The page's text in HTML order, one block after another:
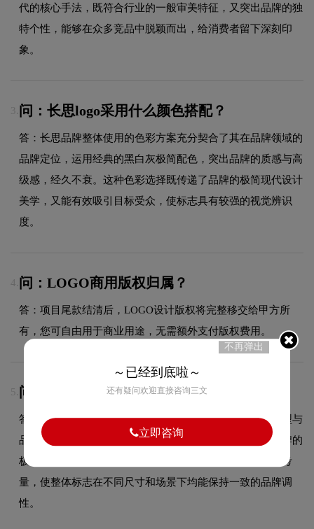
代的核心手法，既符合行业的一般审美特征，又突出品牌的独
特个性，能够在众多竞品中脱颖而出，给消费者留下深刻印
象。
3. 问：长思logo采用什么颜色搭配？
答：长思品牌整体使用的色彩方案充分契合了其在品牌领域的
品牌定位，运用经典的黑白灰极简配色，突出品牌的质感与高
级感，经久不衰。这种色彩选择既传递了品牌的极简现代设计
美学，又能有效吸引目标受众，使标志具有较强的视觉辨识
度。
4. 问：LOGO商用版权归属？
答：项目尾款结清后，LOGO设计版权将完整移交给甲方所
有，您可自由用于商业用途，无需额外支付版权费用。
5. 问：长思logo使用的是什么字体？
答：长思品牌标志采用的是现代无衬线字体设计，字体造型与
品牌形象高度契合，在确保良好阅读性的同时，彰显了品牌的
极简现代设计风格。字体的结构、粗细及间距都经过精心考
量，使整体标志在不同尺寸和场景下均能保持一致的品牌调
性。
不再弹出
～已经到底啦～
还有疑问欢迎直接咨询三文
立即咨询